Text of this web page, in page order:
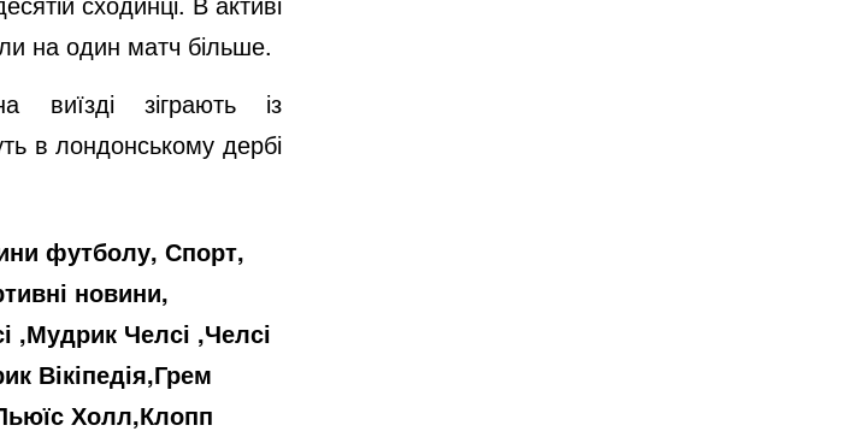
на один матч більше.
зіграють із
в лондонському дербі
футболу, Спорт,
новини,
,Мудрик Челсі ,Челсі
Вікіпедія,Грем
Холл,Клопп